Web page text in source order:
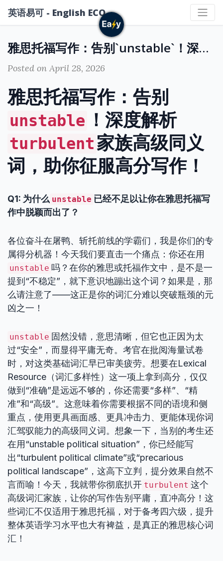
英语易可 - English ECO
雅思托福写作：告别`unstable`！深度解析`turbulent`家族高级同义词，助你征服高分写作！
Posted on April 28, 2026
雅思托福写作：告别
unstable ！深度解析
turbulent家族高级同义
词，助你征服高分写作！
Q1: 为什么 unstable 已经不足以让你在雅思托福写
作中脱颖而出了？
各位奋斗在屠鸭、斩托前线的学霸们，我是你们的专
属得分机器！今天我们要直击一个痛点：你还在用
unstable 吗？在你的雅思或托福作文中，是不是一
提到“不稳定”，就下意识地蹦出这个词？如果是，那
么请注意了——这正是你的词汇分难以突破瓶颈的元
凶之一！
unstable 固然没错，意思清晰，但它也正因为太
过“安全”，而显得平庸无奇。考官在批阅海量试卷
时，对这类基础词汇早已审美疲劳。想要在Lexical
Resource（词汇多样性）这一项上拿到高分，仅仅
做到“准确”是远远不够的，你还需要“多样”、“精
准”和“高级”。这意味着你需要根据不同的语境和侧
重点，使用更具画面感、更具冲击力、更能体现你词
汇驾驭能力的高级同义词。想象一下，当别的考生还
在用“unstable political situation”，你已经能写
出“turbulent political climate”或“precarious
political landscape”，这高下立判，提分效果自然不
言而喻！今天，我就带你彻底扒开 turbulent 这个
高级词汇家族，让你的写作告别平庸，直冲高分！这
些词汇不仅适用于雅思托福，对于备考四六级，提升
整体英语学习水平也大有裨益，是真正的雅思核心词
汇！